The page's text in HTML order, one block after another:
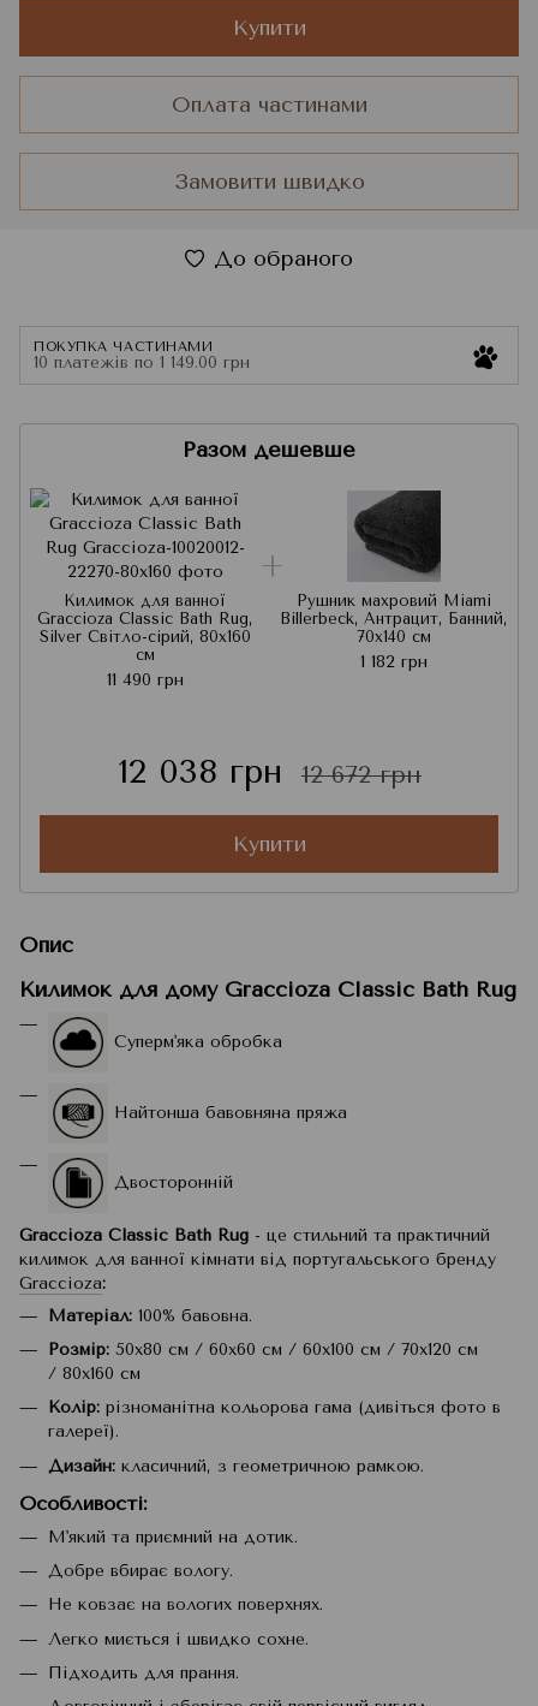
Купити
Оплата частинами
Замовити швидко
До обраного
ПОКУПКА ЧАСТИНАМИ
10 платежів по 1 149.00 грн
Разом дешевше
Килимок для ванної
Graccioza Classic Bath Rug,
Silver Світло-сірий, 80x160
см
11 490 грн
Рушник махровий Miami
Billerbeck, Антрацит, Банний,
70x140 см
1 182 грн
12 038 грн 12 672 грн
Купити
Опис
Килимок для дому Graccioza Classic Bath Rug
Суперм'яка обробка
Найтонша бавовняна пряжа
Двосторонній
Graccioza Classic Bath Rug - це стильний та практичний
килимок для ванної кімнати від португальського бренду
Graccioza:
Матеріал: 100% бавовна.
Розмір: 50x80 см / 60x60 см / 60x100 см / 70x120 см
/ 80x160 см
Колір: різноманітна кольорова гама (дивіться фото в
галереї).
Дизайн: класичний, з геометричною рамкою.
Особливості:
М'який та приємний на дотик.
Добре вбирає вологу.
Не ковзає на вологих поверхнях.
Легко миється і швидко сохне.
Підходить для прання.